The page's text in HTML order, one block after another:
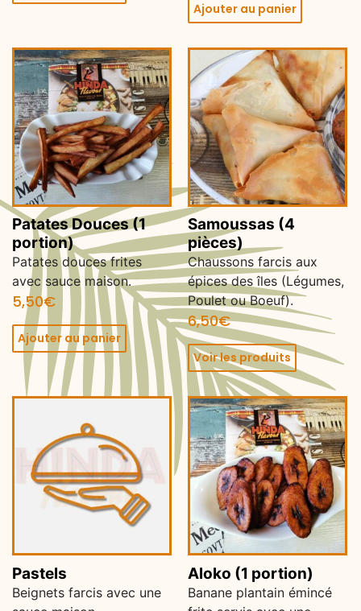
Ajouter au panier
Patates Douces (1
portion)
Patates douces frites
avec sauce maison.
5,50€
Ajouter au panier
Samoussas (4
pièces)
Chaussons farcis aux
épices des îles (Légumes,
Poulet ou Boeuf).
6,50€
Voir les produits
Pastels
Beignets farcis avec une
Aloko (1 portion)
Banane plantain émincé